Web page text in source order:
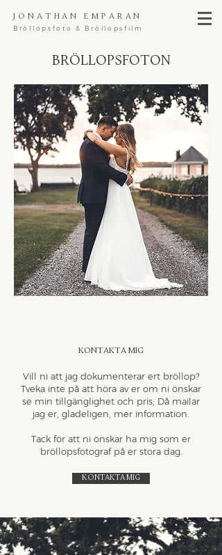
Jonathan Emparan
Bröllopsfoto & Bröllopsfilm
BröllopsFoton
Kontakta mig
Vill ni att jag dokumenterar ert bröllop?
Tveka inte på att höra av er om ni önskar
se min tillgänglighet och pris; Då mailar
jag er, gladeligen, mer information.
Tack för att ni önskar ha mig som er
bröllopsfotograf på er stora dag.
Kontakta mig